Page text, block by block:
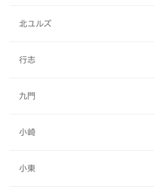
北ユルズ
行志
九門
小崎
小東